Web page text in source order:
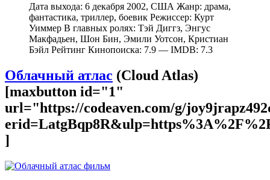
Дата выхода: 6 декабря 2002, США Жанр: драма,
фантастика, триллер, боевик Режиссер: Курт
Уиммер В главных ролях: Тэй Диггз, Энгус
Макфадьен, Шон Бин, Эмили Уотсон, Кристиан
Бэйл Рейтинг Кинопоиска: 7.9 — IMDB: 7.3
Облачный атлас (Cloud Atlas)
[maxbutton id="1"
url="https://codeaven.com/g/
]